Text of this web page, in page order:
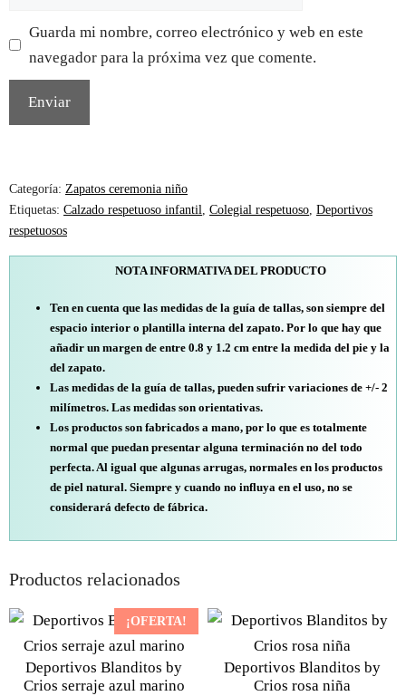
Guarda mi nombre, correo electrónico y web en este
navegador para la próxima vez que comente.
Categoría: Zapatos ceremonia niño
Etiquetas: Calzado respetuoso infantil Colegial respetuoso Deportivos
respetuosos
NOTA INFORMATIVA DEL PRODUCTO
Ten en cuenta que las medidas de la guía de tallas, son siempre del
espacio interior o plantilla interna del zapato. Por lo que hay que
añadir un margen de entre 0.8 y 1.2 cm entre la medida del pie y la
del zapato.
Las medidas de la guía de tallas, pueden sufrir variaciones de +/- 2
milímetros. Las medidas son orientativas.
Los productos son fabricados a mano, por lo que es totalmente
normal que puedan presentar alguna terminación no del todo
perfecta. Al igual que algunas arrugas, normales en los productos
de piel natural. Siempre y cuando no influya en el uso, no se
considerará defecto de fábrica.
Productos relacionados
¡OFERTA!
Deportivos Blanditos by
Crios serraje azul marino
Deportivos Blanditos by
Crios rosa niña